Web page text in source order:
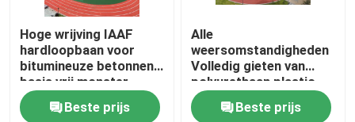
Hoge wrijving IAAF
hardloopbaan voor
bitumineuze betonnen
basis vrij monster
Beste prijs
Alle
weersomstandigheden
Volledig gieten van
polyurethaan plastic
startbaan met hoge
wrijvingBeste prijs